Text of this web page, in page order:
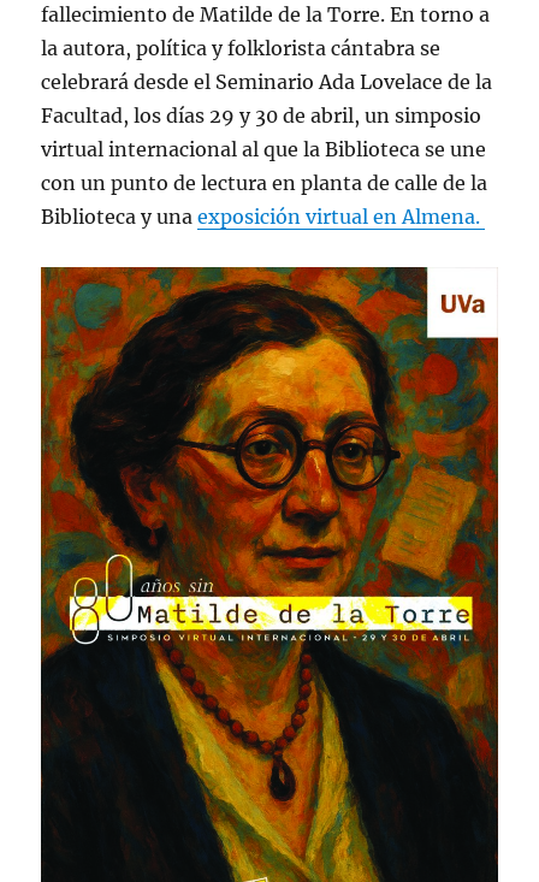
fallecimiento de Matilde de la Torre. En torno a
la autora, política y folklorista cántabra se
celebrará desde el Seminario Ada Lovelace de la
Facultad, los días 29 y 30 de abril, un simposio
virtual internacional al que la Biblioteca se une
con un punto de lectura en planta de calle de la
Biblioteca y unaexposición virtual en Almena.